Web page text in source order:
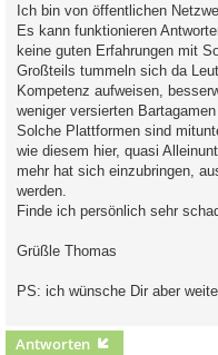
g
Ich bin von öffentlichen
Es kann funktionieren
keine guten Erfahrungen mit
Großteils tummeln sich da
Kompetenz aufweisen,
weniger versierten Bartagamen
Solche Plattformen sind
wie diesem hier, quasi
mehr hat sich einzubringen,
werden.
Finde ich persönlich sehr
Grüßle Thomas
PS: ich wünsche Dir aber
Antworten